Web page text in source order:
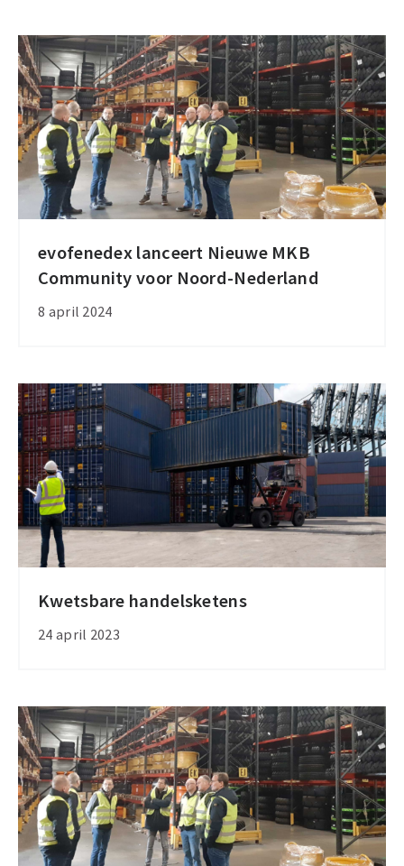
evofenedex lanceert Nieuwe MKB
Community voor Noord-Nederland
8 april 2024
evofenedex
lanceert
Nieuwe
voor
Noord-
Nederland
Kwetsbare handelsketens
24 april 2023
Kwetsbare
handelsketens